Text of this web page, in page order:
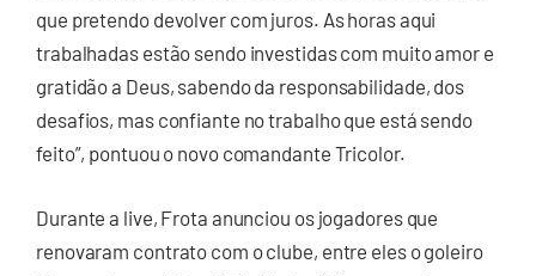
que pretendo devolver com juros. As horas aqui
trabalhadas estão sendo investidas com muito amor e
gratidão a Deus, sabendo da responsabilidade, dos
desafios, mas confiante no trabalho que está sendo
feito”, pontuou o novo comandante Tricolor.
Durante a live, Frota anunciou os jogadores que
renovaram contrato com o clube, entre eles o goleiro